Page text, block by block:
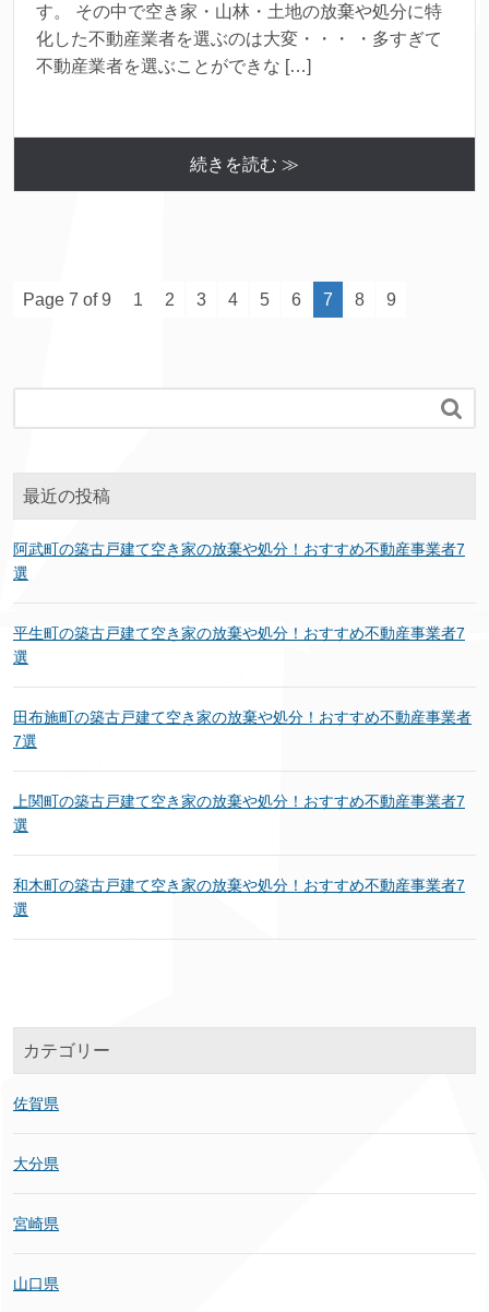
す。 その中で空き家・山林・土地の放棄や処分に特
化した不動産業者を選ぶのは大変・・・ ・多すぎて
不動産業者を選ぶことができな […]
続きを読む ≫
Page 7 of 9 1 2 3 4 5 6 7 8 9

最近の投稿
阿武町の築古戸建て空き家の放棄や処分！おすすめ不動産事業者7
選
平生町の築古戸建て空き家の放棄や処分！おすすめ不動産事業者7
選
田布施町の築古戸建て空き家の放棄や処分！おすすめ不動産事業者
7選
上関町の築古戸建て空き家の放棄や処分！おすすめ不動産事業者7
選
和木町の築古戸建て空き家の放棄や処分！おすすめ不動産事業者7
選
カテゴリー
佐賀県
大分県
宮崎県
山口県